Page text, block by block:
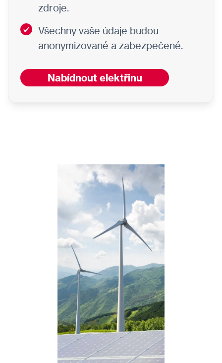
zdroje.
Všechny vaše údaje budou
anonymizované a zabezpečené.
Nabídnout elektřinu